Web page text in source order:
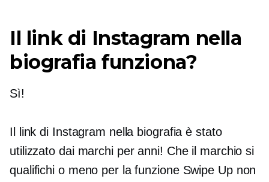
Il link di Instagram nella
biografia funziona?
Sì!
Il link di Instagram nella biografia è stato
utilizzato dai marchi per anni! Che il marchio si
qualifichi o meno per la funzione Swipe Up non